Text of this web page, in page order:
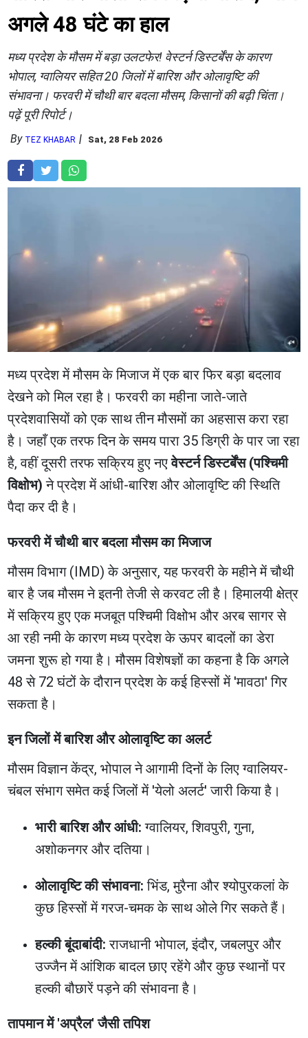
अगले 48 घंटे का हाल
मध्य प्रदेश के मौसम में बड़ा उलटफेर! वेस्टर्न डिस्टर्बेंस के कारण
भोपाल, ग्वालियर सहित 20 जिलों में बारिश और ओलावृष्टि की
संभावना। फरवरी में चौथी बार बदला मौसम, किसानों की बढ़ी चिंता।
पढ़ें पूरी रिपोर्ट।
By TEZ KHABAR Sat, 28 Feb 2026
मध्य प्रदेश में मौसम के मिजाज में एक बार फिर बड़ा बदलाव
देखने को मिल रहा है। फरवरी का महीना जाते-जाते
प्रदेशवासियों को एक साथ तीन मौसमों का अहसास करा रहा
है। जहाँ एक तरफ दिन के समय पारा 35 डिग्री के पार जा रहा
है, वहीं दूसरी तरफ सक्रिय हुए नएवेस्टर्न डिस्टर्बेंस (पश्चिमी
विक्षोभ) ने प्रदेश में आंधी-बारिश और ओलावृष्टि की स्थिति
पैदा कर दी है।
फरवरी में चौथी बार बदला मौसम का मिजाज
मौसम विभाग (IMD) के अनुसार, यह फरवरी के महीने में चौथी
बार है जब मौसम ने इतनी तेजी से करवट ली है। हिमालयी क्षेत्र
में सक्रिय हुए एक मजबूत पश्चिमी विक्षोभ और अरब सागर से
आ रही नमी के कारण मध्य प्रदेश के ऊपर बादलों का डेरा
जमना शुरू हो गया है। मौसम विशेषज्ञों का कहना है कि अगले
48 से 72 घंटों के दौरान प्रदेश के कई हिस्सों में 'मावठा' गिर
सकता है।
इन जिलों में बारिश और ओलावृष्टि का अलर्ट
मौसम विज्ञान केंद्र, भोपाल ने आगामी दिनों के लिए ग्वालियर-
चंबल संभाग समेत कई जिलों में 'येलो अलर्ट' जारी किया है।
भारी बारिश और आंधी: ग्वालियर, शिवपुरी, गुना,
अशोकनगर और दतिया।
ओलावृष्टि की संभावना: भिंड, मुरैना और श्योपुरकलां के
कुछ हिस्सों में गरज-चमक के साथ ओले गिर सकते हैं।
हल्की बूंदाबांदी: राजधानी भोपाल, इंदौर, जबलपुर और
उज्जैन में आंशिक बादल छाए रहेंगे और कुछ स्थानों पर
हल्की बौछारें पड़ने की संभावना है।
तापमान में 'अप्रैल' जैसी तपिश